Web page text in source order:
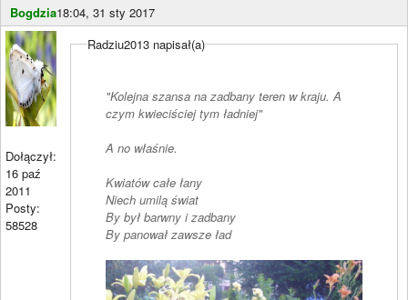
Bogdzia18:04, 31 sty 2017
Dołączył:
16 paź
2011
Posty:
58528
Radziu2013 napisał(a)
"Kolejna szansa na zadbany teren w kraju. A
czym kwieciściej tym ładniej"
A no właśnie.
Kwiatów całe łany
Niech umilą świat
By był barwny i zadbany
By panował zawsze ład